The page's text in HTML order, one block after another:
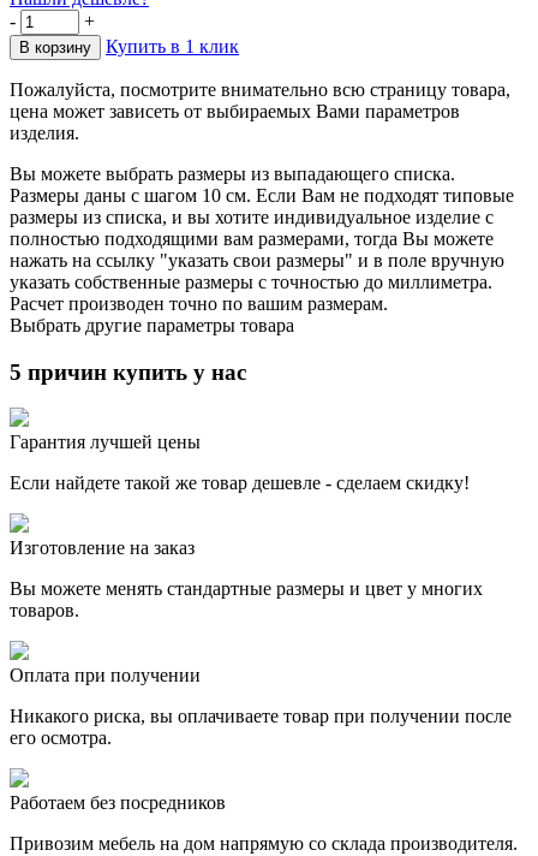
-
+
Купить в 1 клик
Пожалуйста, посмотрите внимательно всю страницу товара,
цена может зависеть от выбираемых Вами параметров
изделия.
Вы можете выбрать размеры из выпадающего списка.
Размеры даны с шагом 10 см. Если Вам не подходят типовые
размеры из списка, и вы хотите индивидуальное изделие с
полностью подходящими вам размерами, тогда Вы можете
нажать на ссылку "указать свои размеры" и в поле вручную
указать собственные размеры с точностью до миллиметра.
Расчет производен точно по вашим размерам.
Выбрать другие параметры товара
5 причин купить у нас
Гарантия лучшей цены
Если найдете такой же товар дешевле - сделаем скидку!
Изготовление на заказ
Вы можете менять стандартные размеры и цвет у многих
товаров.
Оплата при получении
Никакого риска, вы оплачиваете товар при получении после
его осмотра.
Работаем без посредников
Привозим мебель на дом напрямую со склада производителя.